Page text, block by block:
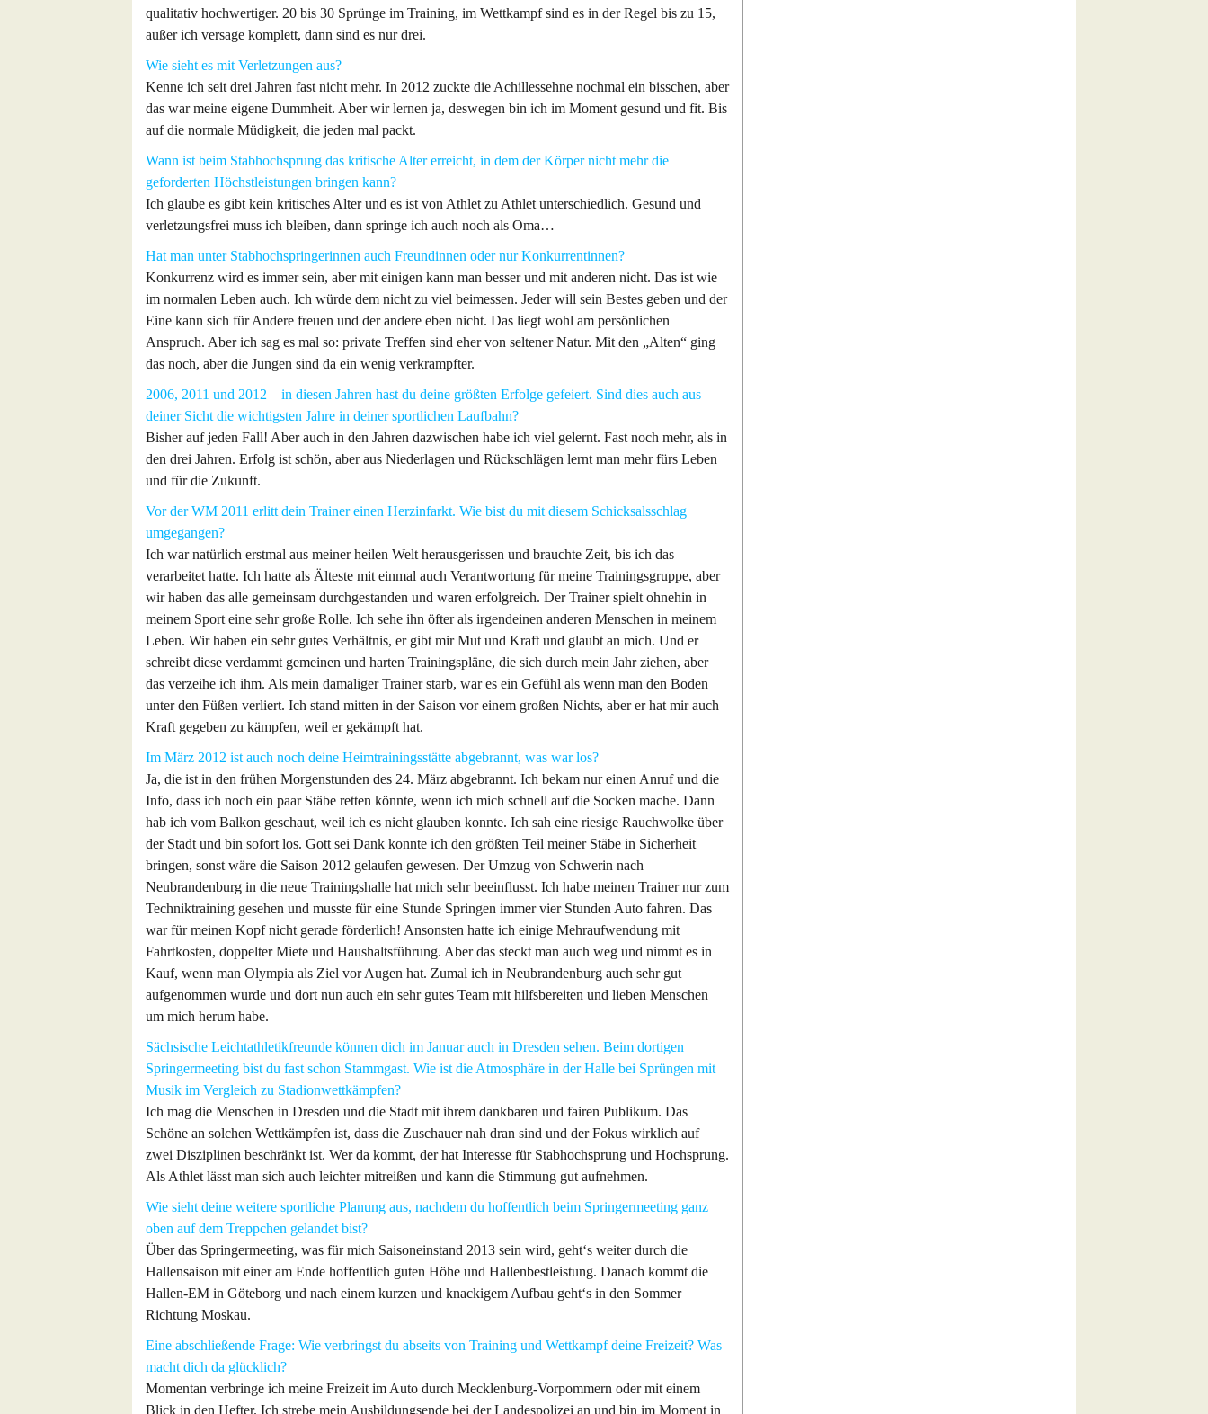
qualitativ hochwertiger. 20 bis 30 Sprünge im Training, im Wettkampf sind es in der Regel bis zu 15,
außer ich versage komplett, dann sind es nur drei.
Wie sieht es mit Verletzungen aus?
Kenne ich seit drei Jahren fast nicht mehr. In 2012 zuckte die Achillessehne nochmal ein bisschen, aber
das war meine eigene Dummheit. Aber wir lernen ja, deswegen bin ich im Moment gesund und fit. Bis
auf die normale Müdigkeit, die jeden mal packt.
Wann ist beim Stabhochsprung das kritische Alter erreicht, in dem der Körper nicht mehr die
geforderten Höchstleistungen bringen kann?
Ich glaube es gibt kein kritisches Alter und es ist von Athlet zu Athlet unterschiedlich. Gesund und
verletzungsfrei muss ich bleiben, dann springe ich auch noch als Oma…
Hat man unter Stabhochspringerinnen auch Freundinnen oder nur Konkurrentinnen?
Konkurrenz wird es immer sein, aber mit einigen kann man besser und mit anderen nicht. Das ist wie
im normalen Leben auch. Ich würde dem nicht zu viel beimessen. Jeder will sein Bestes geben und der
Eine kann sich für Andere freuen und der andere eben nicht. Das liegt wohl am persönlichen
Anspruch. Aber ich sag es mal so: private Treffen sind eher von seltener Natur. Mit den „Alten“ ging
das noch, aber die Jungen sind da ein wenig verkrampfter.
2006, 2011 und 2012 – in diesen Jahren hast du deine größten Erfolge gefeiert. Sind dies auch aus
deiner Sicht die wichtigsten Jahre in deiner sportlichen Laufbahn?
Bisher auf jeden Fall! Aber auch in den Jahren dazwischen habe ich viel gelernt. Fast noch mehr, als in
den drei Jahren. Erfolg ist schön, aber aus Niederlagen und Rückschlägen lernt man mehr fürs Leben
und für die Zukunft.
Vor der WM 2011 erlitt dein Trainer einen Herzinfarkt. Wie bist du mit diesem Schicksalsschlag
umgegangen?
Ich war natürlich erstmal aus meiner heilen Welt herausgerissen und brauchte Zeit, bis ich das
verarbeitet hatte. Ich hatte als Älteste mit einmal auch Verantwortung für meine Trainingsgruppe, aber
wir haben das alle gemeinsam durchgestanden und waren erfolgreich. Der Trainer spielt ohnehin in
meinem Sport eine sehr große Rolle. Ich sehe ihn öfter als irgendeinen anderen Menschen in meinem
Leben. Wir haben ein sehr gutes Verhältnis, er gibt mir Mut und Kraft und glaubt an mich. Und er
schreibt diese verdammt gemeinen und harten Trainingspläne, die sich durch mein Jahr ziehen, aber
das verzeihe ich ihm. Als mein damaliger Trainer starb, war es ein Gefühl als wenn man den Boden
unter den Füßen verliert. Ich stand mitten in der Saison vor einem großen Nichts, aber er hat mir auch
Kraft gegeben zu kämpfen, weil er gekämpft hat.
Im März 2012 ist auch noch deine Heimtrainingsstätte abgebrannt, was war los?
Ja, die ist in den frühen Morgenstunden des 24. März abgebrannt. Ich bekam nur einen Anruf und die
Info, dass ich noch ein paar Stäbe retten könnte, wenn ich mich schnell auf die Socken mache. Dann
hab ich vom Balkon geschaut, weil ich es nicht glauben konnte. Ich sah eine riesige Rauchwolke über
der Stadt und bin sofort los. Gott sei Dank konnte ich den größten Teil meiner Stäbe in Sicherheit
bringen, sonst wäre die Saison 2012 gelaufen gewesen. Der Umzug von Schwerin nach
Neubrandenburg in die neue Trainingshalle hat mich sehr beeinflusst. Ich habe meinen Trainer nur zum
Techniktraining gesehen und musste für eine Stunde Springen immer vier Stunden Auto fahren. Das
war für meinen Kopf nicht gerade förderlich! Ansonsten hatte ich einige Mehraufwendung mit
Fahrtkosten, doppelter Miete und Haushaltsführung. Aber das steckt man auch weg und nimmt es in
Kauf, wenn man Olympia als Ziel vor Augen hat. Zumal ich in Neubrandenburg auch sehr gut
aufgenommen wurde und dort nun auch ein sehr gutes Team mit hilfsbereiten und lieben Menschen
um mich herum habe.
Sächsische Leichtathletikfreunde können dich im Januar auch in Dresden sehen. Beim dortigen
Springermeeting bist du fast schon Stammgast. Wie ist die Atmosphäre in der Halle bei Sprüngen mit
Musik im Vergleich zu Stadionwettkämpfen?
Ich mag die Menschen in Dresden und die Stadt mit ihrem dankbaren und fairen Publikum. Das
Schöne an solchen Wettkämpfen ist, dass die Zuschauer nah dran sind und der Fokus wirklich auf
zwei Disziplinen beschränkt ist. Wer da kommt, der hat Interesse für Stabhochsprung und Hochsprung.
Als Athlet lässt man sich auch leichter mitreißen und kann die Stimmung gut aufnehmen.
Wie sieht deine weitere sportliche Planung aus, nachdem du hoffentlich beim Springermeeting ganz
oben auf dem Treppchen gelandet bist?
Über das Springermeeting, was für mich Saisoneinstand 2013 sein wird, geht‘s weiter durch die
Hallensaison mit einer am Ende hoffentlich guten Höhe und Hallenbestleistung. Danach kommt die
Hallen-EM in Göteborg und nach einem kurzen und knackigem Aufbau geht‘s in den Sommer
Richtung Moskau.
Eine abschließende Frage: Wie verbringst du abseits von Training und Wettkampf deine Freizeit? Was
macht dich da glücklich?
Momentan verbringe ich meine Freizeit im Auto durch Mecklenburg-Vorpommern oder mit einem
Blick in den Hefter. Ich strebe mein Ausbildungsende bei der Landespolizei an und bin im Moment in